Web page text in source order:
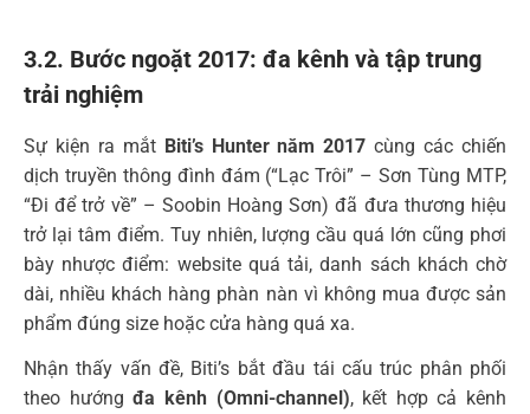
3.2. Bước ngoặt 2017: đa kênh và tập trung
trải nghiệm
Sự kiện ra mắt Biti’s Hunter năm 2017 cùng các chiến
dịch truyền thông đình đám (“Lạc Trôi” – Sơn Tùng MTP,
“Đi để trở về” – Soobin Hoàng Sơn) đã đưa thương hiệu
trở lại tâm điểm. Tuy nhiên, lượng cầu quá lớn cũng phơi
bày nhược điểm: website quá tải, danh sách khách chờ
dài, nhiều khách hàng phàn nàn vì không mua được sản
phẩm đúng size hoặc cửa hàng quá xa.
Nhận thấy vấn đề, Biti’s bắt đầu tái cấu trúc phân phối
theo hướngđa kênh (Omni-channel), kết hợp cả kênh